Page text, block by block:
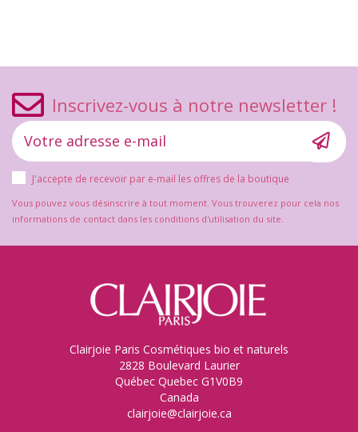
Inscrivez-vous à notre newsletter !
J'accepte de recevoir par e-mail les offres de la boutique
Vous pouvez vous désinscrire à tout moment. Vous trouverez pour cela nos
informations de contact dans les conditions d'utilisation du site.
Clairjoie Paris Cosmétiques bio et naturels
2828 Boulevard Laurier
Québec Quebec G1V0B9
Canada
clairjoie@clairjoie.ca